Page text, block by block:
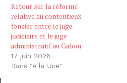
Retour sur la réforme
relative au contentieux
foncier entre le juge
judiciaire et le juge
administratif au Gabon
17 juin 2026
Dans "A la Une"